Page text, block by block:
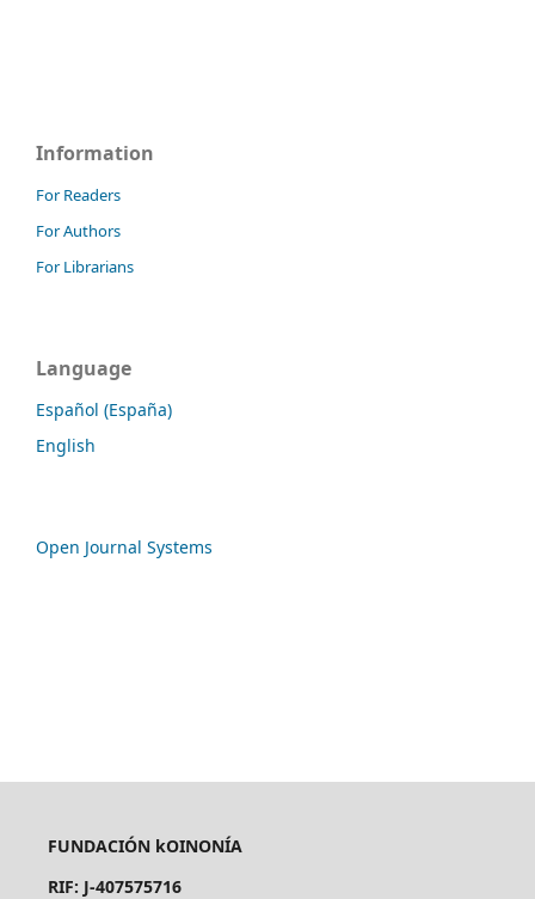
Information
For Readers
For Authors
For Librarians
Language
Español (España)
English
Open Journal Systems
FUNDACIÓN kOINONÍA
RIF: J-407575716